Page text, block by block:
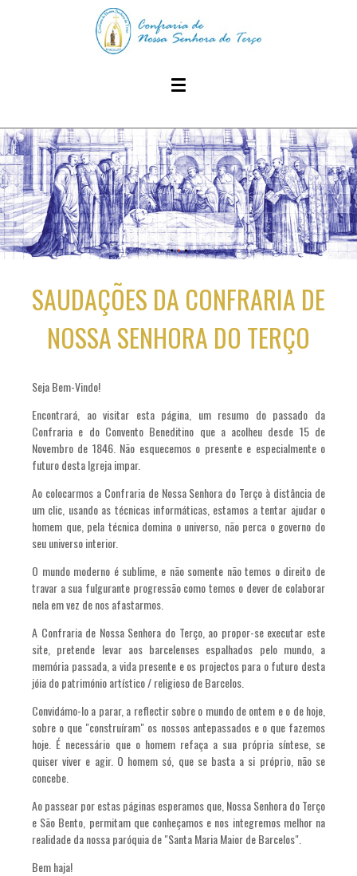
SAUDAÇÕES DA CONFRARIA DE
NOSSA SENHORA DO TERÇO
Seja Bem-Vindo!
Encontrará, ao visitar esta página, um resumo do passado da
Confraria e do Convento Beneditino que a acolheu desde 15 de
Novembro de 1846. Não esquecemos o presente e especialmente o
futuro desta Igreja impar.
Ao colocarmos a Confraria de Nossa Senhora do Terço à distância de
um clic, usando as técnicas informáticas, estamos a tentar ajudar o
homem que, pela técnica domina o universo, não perca o governo do
seu universo interior.
O mundo moderno é sublime, e não somente não temos o direito de
travar a sua fulgurante progressão como temos o dever de colaborar
nela em vez de nos afastarmos.
A Confraria de Nossa Senhora do Terço, ao propor-se executar este
site, pretende levar aos barcelenses espalhados pelo mundo, a
memória passada, a vida presente e os projectos para o futuro desta
jóia do património artístico / religioso de Barcelos.
Convidámo-lo a parar, a reflectir sobre o mundo de ontem e o de hoje,
sobre o que "construíram" os nossos antepassados e o que fazemos
hoje. É necessário que o homem refaça a sua própria síntese, se
quiser viver e agir. O homem só, que se basta a si próprio, não se
concebe.
Ao passear por estas páginas esperamos que, Nossa Senhora do Terço
e São Bento, permitam que conheçamos e nos integremos melhor na
realidade da nossa paróquia de "Santa Maria Maior de Barcelos".
Bem haja!